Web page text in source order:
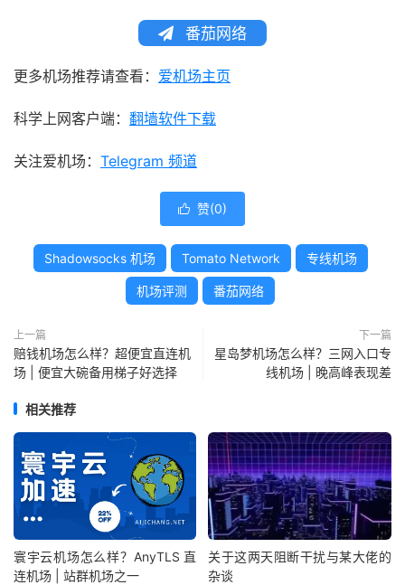
番茄网络
更多机场推荐请查看： 爱机场主页
科学上网客户端： 翻墙软件下载
关注爱机场： Telegram 频道
 赞(0)
Shadowsocks 机场 Tomato Network 专线机场
机场评测 番茄网络
上一篇
赔钱机场怎么样？超便宜直连机
场 | 便宜大碗备用梯子好选择
下一篇
星岛梦机场怎么样？三网入口专
线机场 | 晚高峰表现差
相关推荐
寰宇云机场怎么样？AnyTLS 直
连机场 | 站群机场之一
关于这两天阻断干扰与某大佬的
杂谈